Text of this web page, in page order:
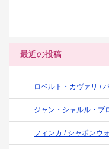
最近の投稿
ロベルト・カヴァリ /
ジャン・シャルル・ブ
フィンカ / シャボンウ